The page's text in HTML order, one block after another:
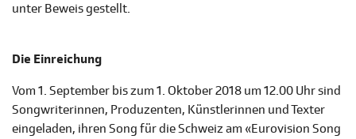
unter Beweis gestellt.
Die Einreichung
Vom 1. September bis zum 1. Oktober 2018 um 12.00 Uhr sind
Songwriterinnen, Produzenten, Künstlerinnen und Texter
eingeladen, ihren Song für die Schweiz am «Eurovision Song